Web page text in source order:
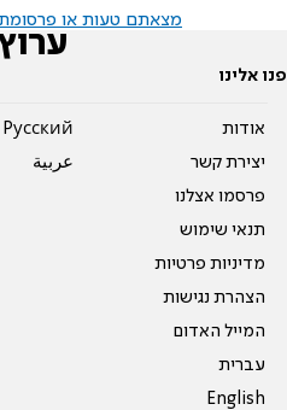
מצאתם טעות או פרסומת
פנו אלינו
אודות
יצירת קשר
פרסמו אצלנו
תנאי שימוש
מדיניות פרטיות
הצהרת נגישות
המייל האדום
עברית
English
Pусский
عربية